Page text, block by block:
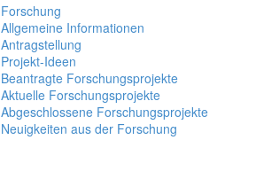
Forschung
Allgemeine Informationen
Antragstellung
Projekt-Ideen
Beantragte Forschungsprojekte
Aktuelle Forschungsprojekte
Abgeschlossene Forschungsprojekte
Neuigkeiten aus der Forschung